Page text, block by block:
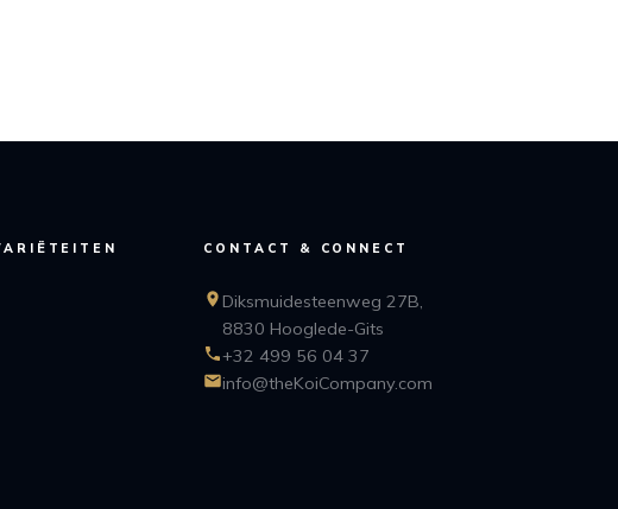
CONTACT & CONNECT
Diksmuidesteenweg 27B,
8830 Hooglede-Gits
+32 499 56 04 37
info@theKoiCompany.com